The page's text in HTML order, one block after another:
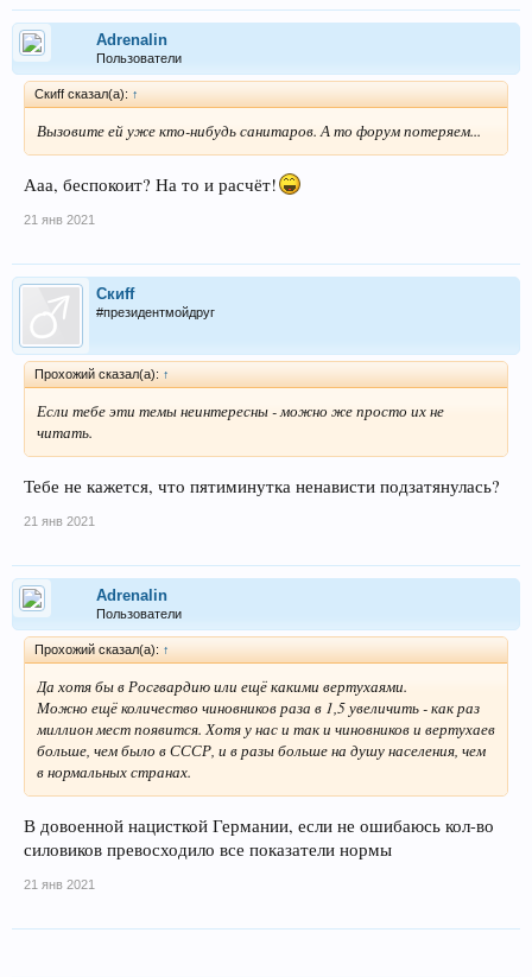
Adrenalin
Пользователи
Скиff сказал(а): ↑
Вызовите ей уже кто-нибудь санитаров. А то форум потеряем...
Ааа, беспокоит? На то и расчёт!
21 янв 2021
Скиff
#президентмойдруг
Прохожий сказал(а): ↑
Если тебе эти темы неинтересны - можно же просто их не
читать.
Тебе не кажется, что пятиминутка ненависти подзатянулась?
21 янв 2021
Adrenalin
Пользователи
Прохожий сказал(а): ↑
Да хотя бы в Росгвардию или ещё какими вертухаями.
Можно ещё количество чиновников раза в 1,5 увеличить - как раз
миллион мест появится. Хотя у нас и так и чиновников и вертухаев
больше, чем было в СССР, и в разы больше на душу населения, чем
в нормальных странах.
В довоенной нацисткой Германии, если не ошибаюсь кол-во
силовиков превосходило все показатели нормы
21 янв 2021